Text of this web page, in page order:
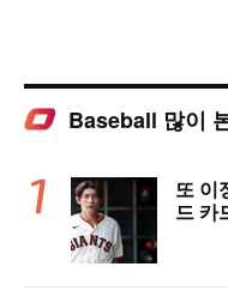
Baseball 많이
또 이
드 카